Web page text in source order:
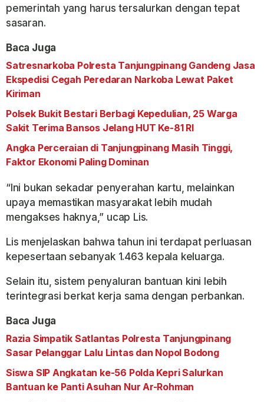
pemerintah yang harus tersalurkan dengan tepat
sasaran.
Baca Juga
Satresnarkoba Polresta Tanjungpinang Gandeng Jasa
Ekspedisi Cegah Peredaran Narkoba Lewat Paket
Kiriman
Polsek Bukit Bestari Berbagi Kepedulian, 25 Warga
Sakit Terima Bansos Jelang HUT Ke-81 RI
Angka Perceraian di Tanjungpinang Masih Tinggi,
Faktor Ekonomi Paling Dominan
“Ini bukan sekadar penyerahan kartu, melainkan
upaya memastikan masyarakat lebih mudah
mengakses haknya,” ucap Lis.
Lis menjelaskan bahwa tahun ini terdapat perluasan
kepesertaan sebanyak 1.463 kepala keluarga.
Selain itu, sistem penyaluran bantuan kini lebih
terintegrasi berkat kerja sama dengan perbankan.
Baca Juga
Razia Simpatik Satlantas Polresta Tanjungpinang
Sasar Pelanggar Lalu Lintas dan Nopol Bodong
Siswa SIP Angkatan ke-56 Polda Kepri Salurkan
Bantuan ke Panti Asuhan Nur Ar-Rohman